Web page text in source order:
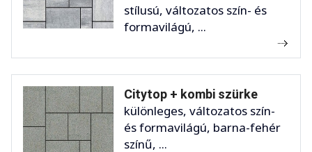
stílusú, változatos szín- és
formavilágú, ...
Citytop + kombi szürke
különleges, változatos szín-
és formavilágú, barna-fehér
színű, ...